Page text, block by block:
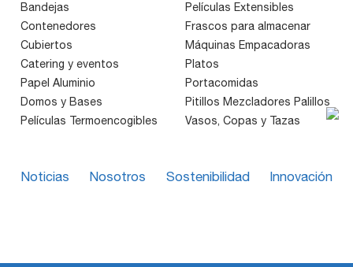
Bandejas
Contenedores
Cubiertos
Catering y eventos
Papel Aluminio
Domos y Bases
Películas Termoencogibles
Películas Extensibles
Frascos para almacenar
Máquinas Empacadoras
Platos
Portacomidas
Pitillos Mezcladores Palillos
Vasos, Copas y Tazas
Noticias Nosotros Sostenibilidad Innovación